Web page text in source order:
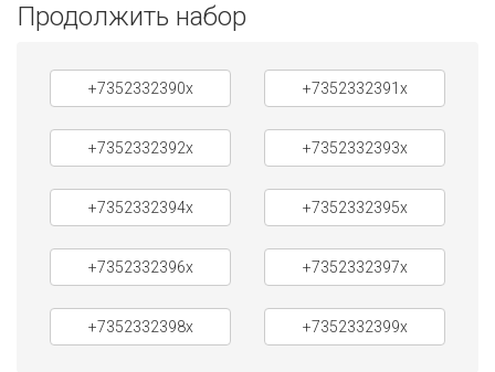
Продолжить набор
+7352332390x +7352332391x
+7352332392x +7352332393x
+7352332394x +7352332395x
+7352332396x +7352332397x
+7352332398x +7352332399x